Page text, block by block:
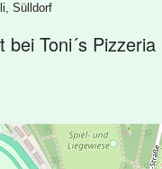
Sülldorf
Toni´s